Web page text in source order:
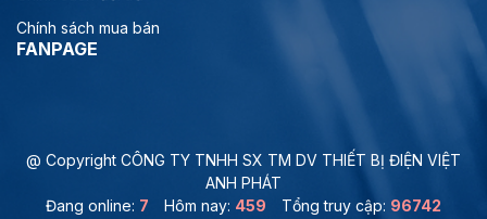
Chính sách mua bán
FANPAGE
@ Copyright CÔNG TY TNHH SX TM DV THIẾT BỊ ĐIỆN VIỆT
ANH PHÁT
Đang online: 7 Hôm nay: 459 Tổng truy cập: 96742